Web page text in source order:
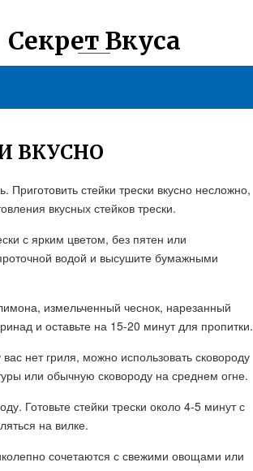
Секрет Вкуса
ВКУСНО
стейки трески вкусно несложно,
вкусных стейков трески.
с ярким цветом, без пятен или
водой и высушите бумажными
измельченный чеснок, нарезанный
и оставьте на 15-20 минут для пропитки.
нет гриля, можно использовать сковороду
или обычную сковороду на среднем огне.
Готовьте стейки трески около 4-5 минут с
на вилке.
сочетаются с свежими овощами или